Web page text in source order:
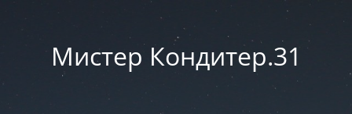
Мистер Кондитер.31